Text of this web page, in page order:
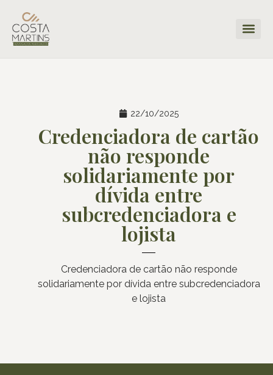
22/10/2025
Credenciadora de cartão
não responde
solidariamente por
dívida entre
subcredenciadora e
lojista
Credenciadora de cartão não responde
solidariamente por dívida entre subcredenciadora
e lojista